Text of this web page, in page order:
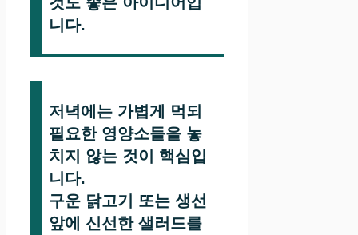
니다.
저녁에는 가볍게 먹되
필요한 영양소들을 놓
치지 않는 것이 핵심입
니다.
구운 닭고기 또는 생선
앞에 신선한 샐러드를